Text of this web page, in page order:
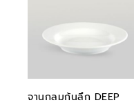
จานกลมก้นลึก DEEP